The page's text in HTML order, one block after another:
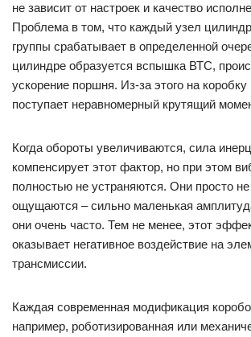
не зависит от настроек и качество
Проблема в том, что каждый узел
группы срабатывает в определенной
цилиндре образуется вспышка ВТС,
ускорение поршня. Из-за этого на коробку
поступает неравномерный крутящий
Когда обороты увеличиваются, сила
компенсирует этот фактор, но при этом
полностью не устраняются. Они просто не
ощущаются – сильно маленькая
они очень часто. Тем не менее, этот
оказывает негативное воздействие на
трансмиссии.
Каждая современная модификация
например, роботизированная или